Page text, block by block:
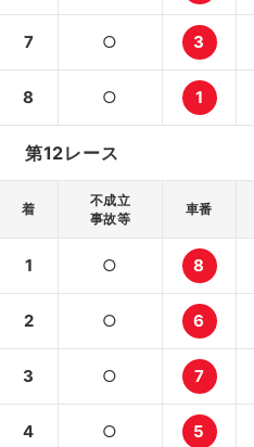
7 ○ 3
8 ○ 1
第12レース
着
不成立
事故等
車番
1 ○ 8
2 ○ 6
3 ○ 7
4 ○ 5